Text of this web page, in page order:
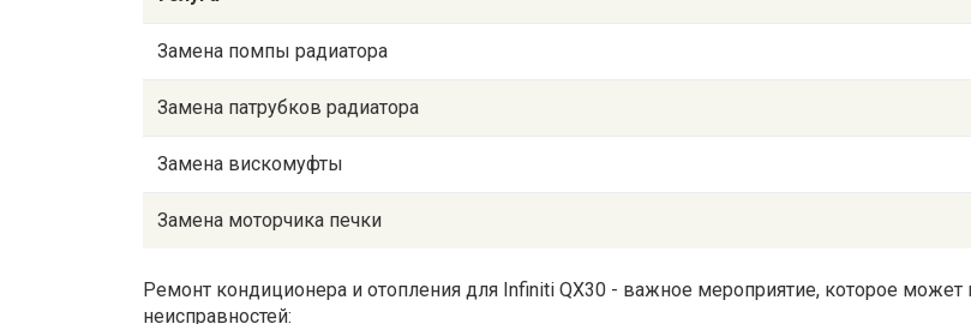
Замена помпы радиатора
Замена патрубков радиатора
Замена вискомуфты
Замена моторчика печки
Ремонт кондиционера и отопления для Infiniti QX30 - важное мероприятие, которое
неисправностей: